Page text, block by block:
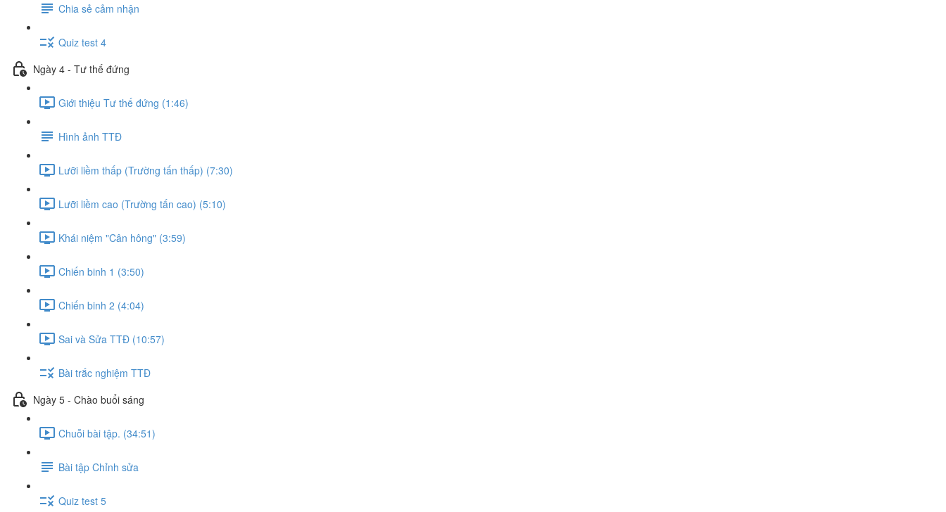
Chia sẻ cảm nhận
Quiz test 4
Ngày 4 - Tư thế đứng
Giới thiệu Tư thế đứng (1:46)
Hình ảnh TTĐ
Lưỡi liềm thấp (Trường tấn thấp) (7:30)
Lưỡi liềm cao (Trường tấn cao) (5:10)
Khái niệm "Cân hông" (3:59)
Chiến binh 1 (3:50)
Chiến binh 2 (4:04)
Sai và Sửa TTĐ (10:57)
Bài trắc nghiệm TTĐ
Ngày 5 - Chào buổi sáng
Chuỗi bài tập. (34:51)
Bài tập Chỉnh sửa
Quiz test 5